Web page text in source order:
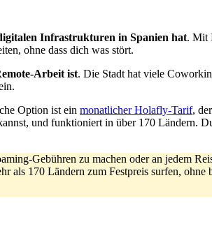
Infrastrukturen in Spanien hat. Mit
ohne dass dich was stört.
Arbeit ist. Die Stadt hat viele
Option ist ein monatlicher Holafly-Tarif,
und funktioniert in über 170 Ländern.
Gebühren zu machen oder an jedem
170 Ländern zum Festpreis surfen, ohne